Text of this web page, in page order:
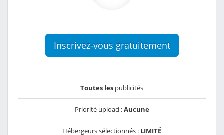
Inscrivez-vous gratuitement
Toutes les publicités
Priorité upload :Aucune
Hébergeurs sélectionnés : LIMITÉ